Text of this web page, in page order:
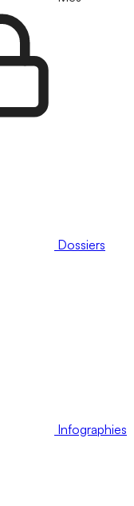
Dossiers
Infographies